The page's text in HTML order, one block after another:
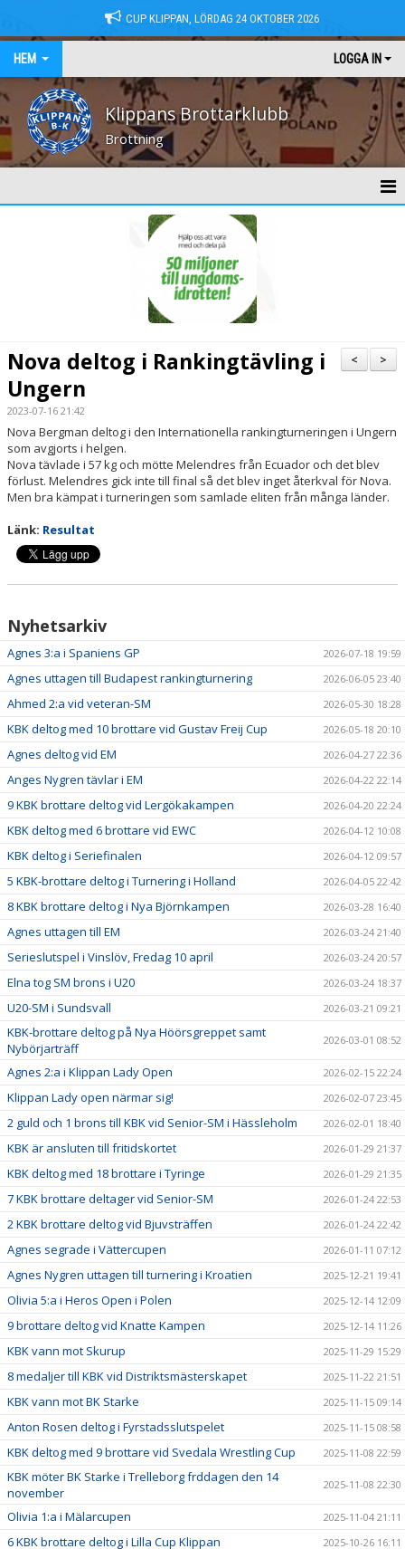
CUP KLIPPAN, LÖRDAG 24 OKTOBER 2026
HEM LOGGA IN
Klippans Brottarklubb
Brottning
TRÄNINGSTIDER
TÄVLINGSPROGRAM
TÄVLINGSRESULTAT
CUP KLIPPAN
KLIPPAN LADY OPEN
LILLA CUP KLIPPAN
BILBINGO
ÅBY-MARKNAD
BROTTNINGSGYMNASIUM
STATISTIK
DOKUMENT
STÖD KBK
KLUBBKLÄDER
SERIEBROTTNING
>
<
Nova deltog i Rankingtävling i
Ungern
2023-07-16 21:42
Nova Bergman deltog i den Internationella rankingturneringen i Ungern
som avgjorts i helgen.
Nova tävlade i 57 kg och mötte Melendres från Ecuador och det blev
förlust. Melendres gick inte till final så det blev inget återkval för Nova.
Men bra kämpat i turneringen som samlade eliten från många länder.
Länk: Resultat
Nyhetsarkiv
Agnes 3:a i Spaniens GP 2026-07-18 19:59
Agnes uttagen till Budapest rankingturnering 2026-06-05 23:40
Ahmed 2:a vid veteran-SM 2026-05-30 18:28
KBK deltog med 10 brottare vid Gustav Freij Cup 2026-05-18 20:10
Agnes deltog vid EM 2026-04-27 22:36
Anges Nygren tävlar i EM 2026-04-22 22:14
9 KBK brottare deltog vid Lergökakampen 2026-04-20 22:24
KBK deltog med 6 brottare vid EWC 2026-04-12 10:08
KBK deltog i Seriefinalen 2026-04-12 09:57
5 KBK-brottare deltog i Turnering i Holland 2026-04-05 22:42
8 KBK brottare deltog i Nya Björnkampen 2026-03-28 16:40
Agnes uttagen till EM 2026-03-24 21:40
Serieslutspel i Vinslöv, Fredag 10 april 2026-03-24 20:57
Elna tog SM brons i U20 2026-03-24 18:37
U20-SM i Sundsvall 2026-03-21 09:21
KBK-brottare deltog på Nya Höörsgreppet samt
Nybörjarträff
2026-03-01 08:52
Agnes 2:a i Klippan Lady Open 2026-02-15 22:24
Klippan Lady open närmar sig! 2026-02-07 23:45
2 guld och 1 brons till KBK vid Senior-SM i Hässleholm 2026-02-01 18:40
KBK är ansluten till fritidskortet 2026-01-29 21:37
KBK deltog med 18 brottare i Tyringe 2026-01-29 21:35
7 KBK brottare deltager vid Senior-SM 2026-01-24 22:53
2 KBK brottare deltog vid Bjuvsträffen 2026-01-24 22:42
Agnes segrade i Vättercupen 2026-01-11 07:12
Agnes Nygren uttagen till turnering i Kroatien 2025-12-21 19:41
Olivia 5:a i Heros Open i Polen 2025-12-14 12:09
9 brottare deltog vid Knatte Kampen 2025-12-14 11:26
KBK vann mot Skurup 2025-11-29 15:29
8 medaljer till KBK vid Distriktsmästerskapet 2025-11-22 21:51
KBK vann mot BK Starke 2025-11-15 09:14
Anton Rosen deltog i Fyrstadsslutspelet 2025-11-15 08:58
KBK deltog med 9 brottare vid Svedala Wrestling Cup 2025-11-08 22:59
KBK möter BK Starke i Trelleborg frddagen den 14
november
2025-11-08 22:30
Olivia 1:a i Mälarcupen 2025-11-04 21:11
6 KBK brottare deltog i Lilla Cup Klippan 2025-10-26 16:11